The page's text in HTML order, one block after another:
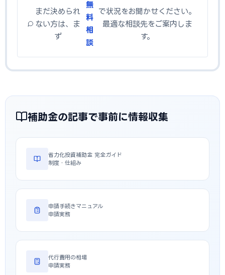
まだ決められ
ない方は、ま
ず
無
料
相
談
で状況をお聞かせください。
最適な相談先をご案内しま
す。
補助金の記事で事前に情報収集
省力化投資補助金 完全ガイド
制度・仕組み
申請手続きマニュアル
申請実務
代行費用の相場
申請実務